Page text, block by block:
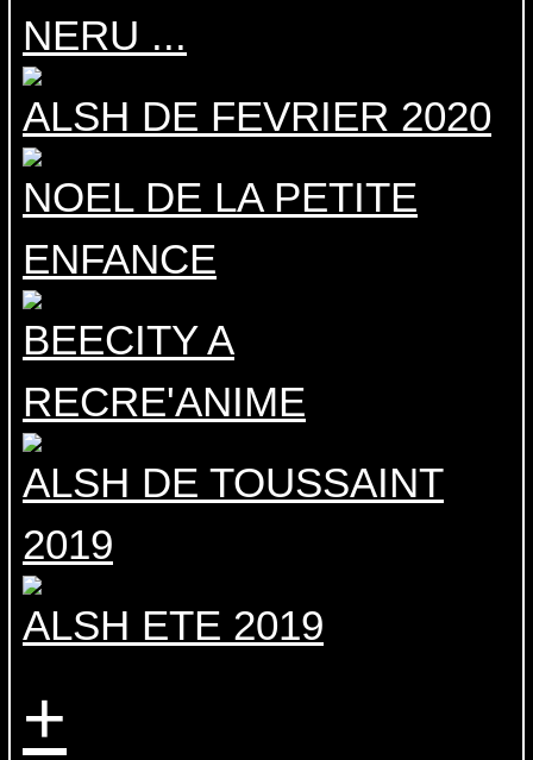
NERU ...
ALSH DE FEVRIER 2020
NOEL DE LA PETITE
ENFANCE
BEECITY A
RECRE'ANIME
ALSH DE TOUSSAINT
2019
ALSH ETE 2019
+